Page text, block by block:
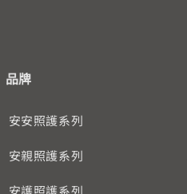
品牌
安安照護系列
安親照護系列
安護照護系列